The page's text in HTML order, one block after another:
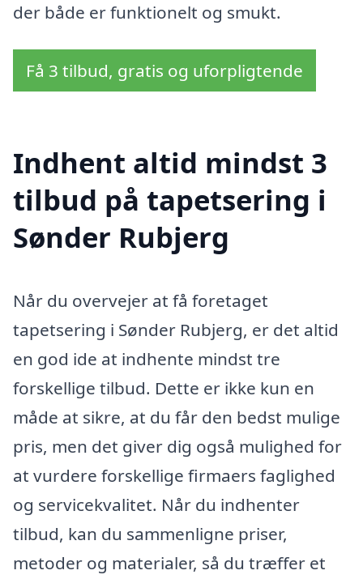
der både er funktionelt og smukt.
Få 3 tilbud, gratis og uforpligtende
Indhent altid mindst 3
tilbud på tapetsering i
Sønder Rubjerg
Når du overvejer at få foretaget
tapetsering i Sønder Rubjerg, er det altid
en god ide at indhente mindst tre
forskellige tilbud. Dette er ikke kun en
måde at sikre, at du får den bedst mulige
pris, men det giver dig også mulighed for
at vurdere forskellige firmaers faglighed
og servicekvalitet. Når du indhenter
tilbud, kan du sammenligne priser,
metoder og materialer, så du træffer et